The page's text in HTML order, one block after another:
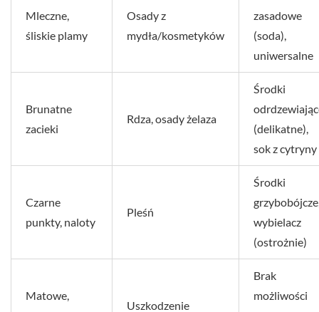
Mleczne,
śliskie plamy
Osady z
mydła/kosmetyków
zasadowe
(soda),
uniwersalne
Brunatne
zacieki
Rdza, osady żelaza
Środki
(delikatne),
sok z cytryny
Czarne
punkty, naloty
Pleśń
Środki
wybielacz
(ostrożnie)
Matowe,
Uszkodzenie
Brak
możliwości